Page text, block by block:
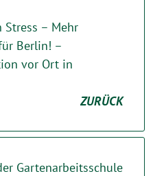
Stress – Mehr
Berlin! –
vor Ort in
ZURÜCK
Gartenarbeitsschule